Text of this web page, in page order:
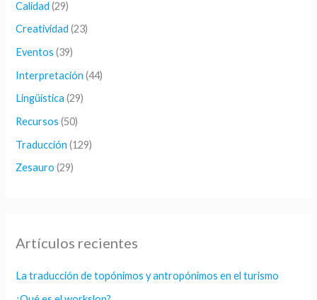
o
r
:
Calidad (29)
Creatividad (23)
Eventos (39)
Interpretación (44)
Lingüística (29)
Recursos (50)
Traducción (129)
Zesauro (29)
Artículos recientes
La traducción de topónimos y antropónimos en el turismo